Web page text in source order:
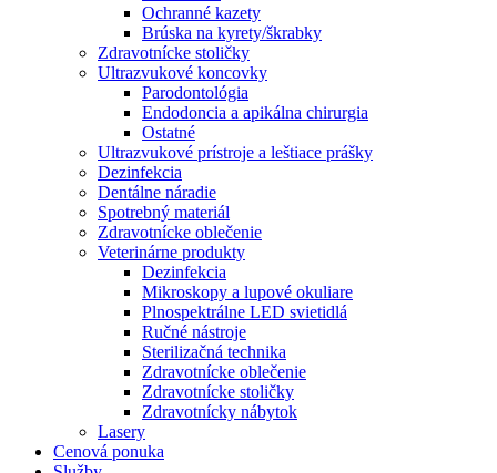
Ochranné kazety
Brúska na kyrety/škrabky
Zdravotnícke stoličky
Ultrazvukové koncovky
Parodontológia
Endodoncia a apikálna chirurgia
Ostatné
Ultrazvukové prístroje a leštiace prášky
Dezinfekcia
Dentálne náradie
Spotrebný materiál
Zdravotnícke oblečenie
Veterinárne produkty
Dezinfekcia
Mikroskopy a lupové okuliare
Plnospektrálne LED svietidlá
Ručné nástroje
Sterilizačná technika
Zdravotnícke oblečenie
Zdravotnícke stoličky
Zdravotnícky nábytok
Lasery
Cenová ponuka